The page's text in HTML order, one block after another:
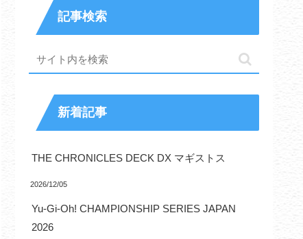
記事検索
新着記事
THE CHRONICLES DECK DX マギストス
2026/12/05
Yu-Gi-Oh! CHAMPIONSHIP SERIES JAPAN
2026